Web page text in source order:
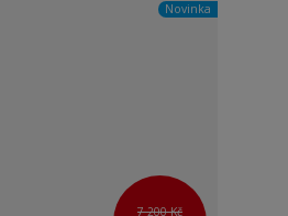
Novinka
7 200 Kč